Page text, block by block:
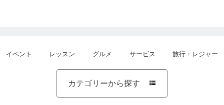
イベント レッスン グルメ サービス 旅行・レジャー
カテゴリーから探す 